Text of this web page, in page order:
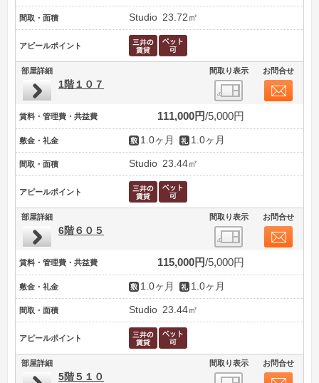
間取・面積 Studio 23.72㎡
アピールポイント
部屋詳細 間取り表示 お問合せ
1階１０７
賃料・管理費・共益費 111,000円 5,000円
敷金・礼金 1.0ヶ月 1.0ヶ月
間取・面積 Studio 23.44㎡
アピールポイント
部屋詳細 間取り表示 お問合せ
6階６０５
賃料・管理費・共益費 115,000円 5,000円
敷金・礼金 1.0ヶ月 1.0ヶ月
間取・面積 Studio 23.44㎡
アピールポイント
部屋詳細 間取り表示 お問合せ
5階５１０